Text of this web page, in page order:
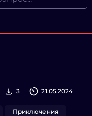
3 21.05.2024
Приключения